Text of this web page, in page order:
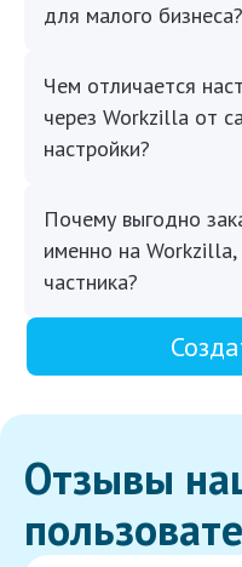
для малого бизнеса?
Чем отличается
через Workzilla от
настройки?
Почему выгодно
именно на
частника?
Отзывы